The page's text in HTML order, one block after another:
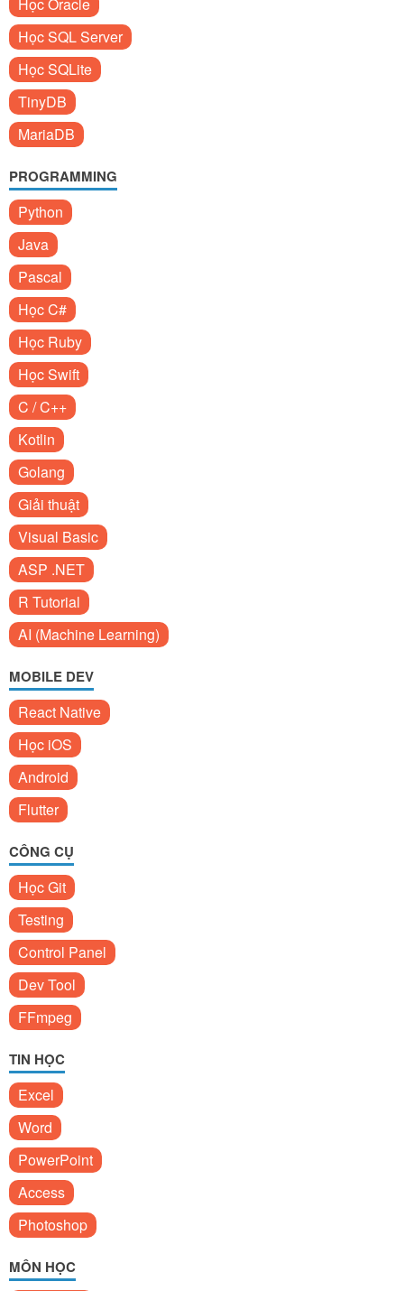
Học Oracle
Học SQL Server
Học SQLite
TinyDB
MariaDB
PROGRAMMING
Python
Java
Pascal
Học C#
Học Ruby
Học Swift
C / C++
Kotlin
Golang
Giải thuật
Visual Basic
ASP .NET
R Tutorial
AI (Machine Learning)
MOBILE DEV
React Native
Học iOS
Android
Flutter
CÔNG CỤ
Học Git
Testing
Control Panel
Dev Tool
FFmpeg
TIN HỌC
Excel
Word
PowerPoint
Access
Photoshop
MÔN HỌC